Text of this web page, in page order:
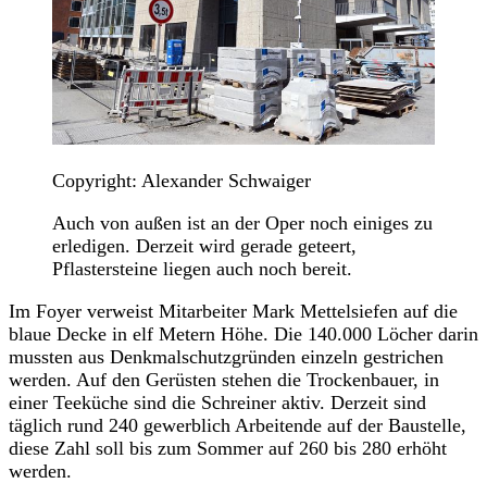
Copyright: Alexander Schwaiger
Auch von außen ist an der Oper noch einiges zu
erledigen. Derzeit wird gerade geteert,
Pflastersteine liegen auch noch bereit.
Im Foyer verweist Mitarbeiter Mark Mettelsiefen auf die
blaue Decke in elf Metern Höhe. Die 140.000 Löcher darin
mussten aus Denkmalschutzgründen einzeln gestrichen
werden. Auf den Gerüsten stehen die Trockenbauer, in
einer Teeküche sind die Schreiner aktiv. Derzeit sind
täglich rund 240 gewerblich Arbeitende auf der Baustelle,
diese Zahl soll bis zum Sommer auf 260 bis 280 erhöht
werden.